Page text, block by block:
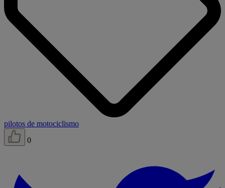
pilotos de motociclismo
0